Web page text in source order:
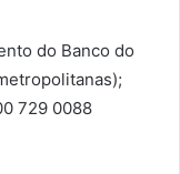
do Banco do
729 0088